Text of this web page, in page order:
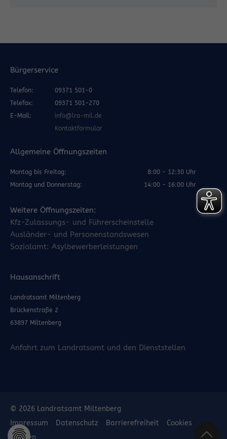
Bürgerservice
Telefon:
09371 501-0
Telefax:
09371 501-270
E-Mail:
info@lra-mil.de
Kontaktformular
Allgemeine Öffnungszeiten
Montag bis Freitag:
8:00 - 12:30 Uhr
Montag und Donnerstag:
14:00 - 16:00 Uhr
Weitere Öffnungszeiten:
Kfz-Zulassungs- und Führerscheinstelle
Ausländer- und Personenstandswesen
Sozialamt: Asylbewerberleistungen
Hausanschrift
Landratsamt Miltenberg
Brückenstraße 2
63897 Miltenberg
Anfahrt zum Landratsamt und den Dienststellen
© 2026 Landratsamt Miltenberg
Impressum
Datenschutz Barrierefreiheit
Cookies
löschen